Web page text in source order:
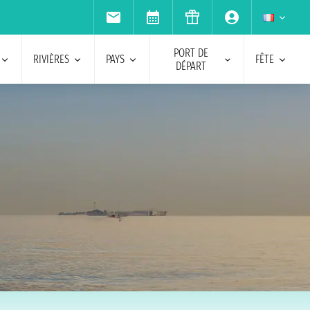
RIVIÈRES PAYS
PORT DE
DÉPART
FÊTE